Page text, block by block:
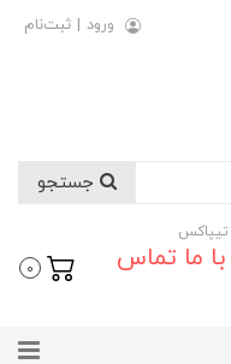
ورود | ثبت‌نام
ما تماس
0